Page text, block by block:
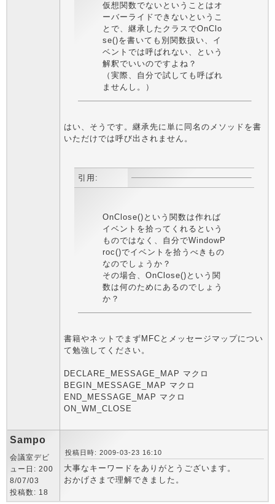
仮想関数でないということはオ
ーバーライドできないというこ
とで、継承したクラスでOnClo
se()を書いても別関数扱い、イ
ベントでは呼ばれない、という
解釈でいいのですよね？
（実際、自分で試しても呼ばれ
ませんし。）
はい、そうです。継承先に単に同名のメソッドを書
いただけでは呼び出されません。
引用:
OnClose()という関数は作れば
イベントを拾ってくれるという
ものではなく、自分でWindowP
roc()でイベントを拾うべきもの
なのでしょうか？
その場合、OnClose()という関
数は何のためにあるのでしょう
か？
書籍やネットでまずMFCとメッセージマップについ
て勉強してください。
DECLARE_MESSAGE_MAP マクロ
BEGIN_MESSAGE_MAP マクロ
END_MESSAGE_MAP マクロ
ON_WM_CLOSE
Sampo
会議室デビ
ュー日: 200
8/07/03
投稿数: 18
投稿日時: 2009-03-23 16:10
大事なキーワードをありがとうございます。
おかげさまで理解できました。